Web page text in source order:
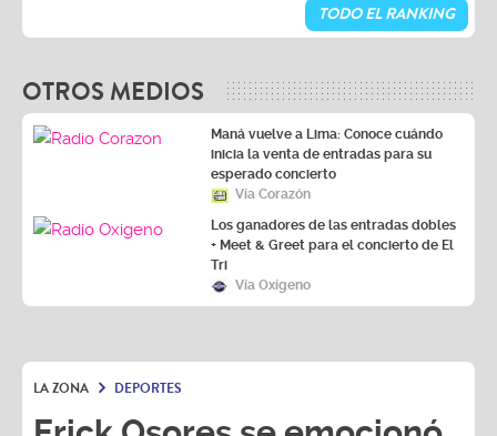
TODO EL RANKING
OTROS MEDIOS
Maná vuelve a Lima: Conoce cuándo
inicia la venta de entradas para su
esperado concierto
Vía Corazón
Los ganadores de las entradas dobles
+ Meet & Greet para el concierto de El
Tri
Vía Oxígeno
LA ZONA DEPORTES